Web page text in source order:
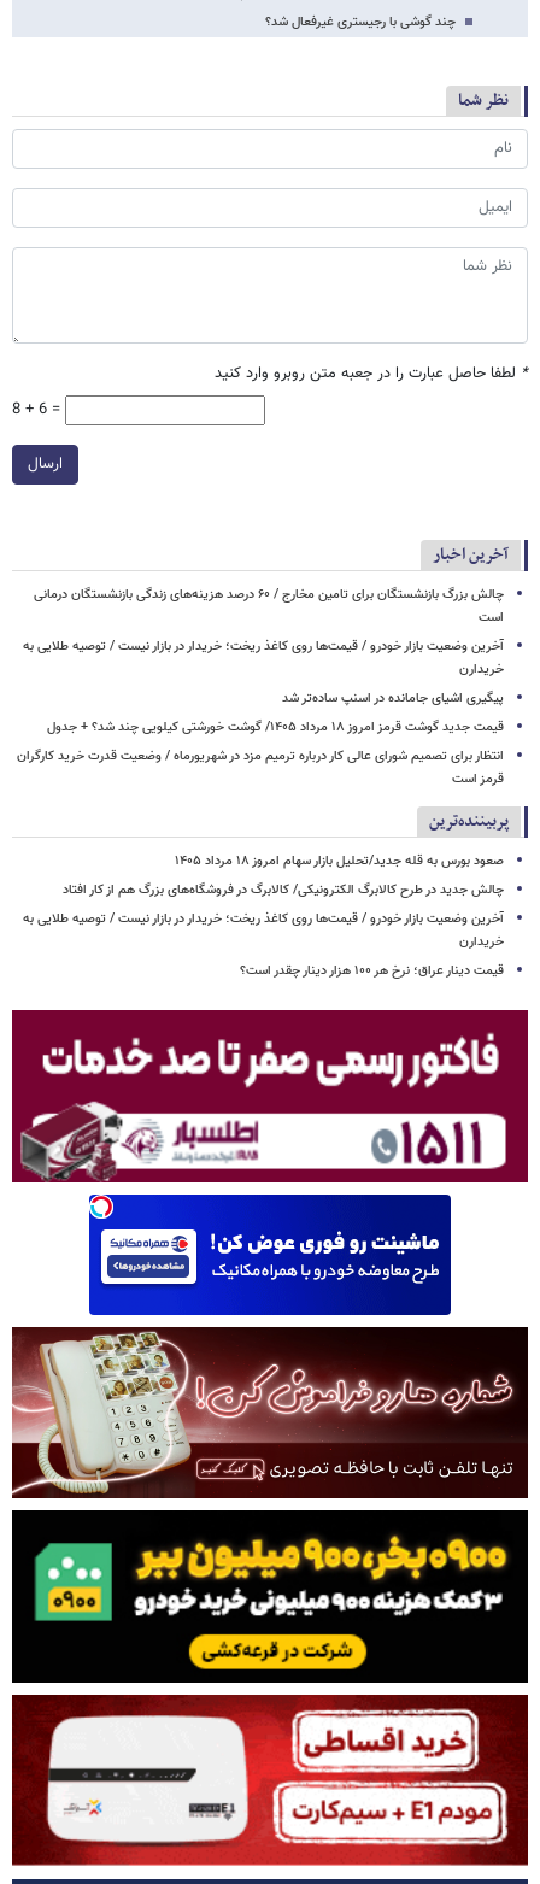
چند گوشی با رجیستری غیرفعال شد؟
نظر شما
* لطفا حاصل عبارت را در جعبه متن روبرو وارد کنید
8 + 6 =
ارسال
آخرین اخبار
چالش بزرگ بازنشستگان برای تامین مخارج / ۶۰ درصد هزینه‌های زندگی بازنشستگان درمانی
است
آخرین وضعیت بازار خودرو / قیمت‌ها روی کاغذ ریخت؛ خریدار در بازار نیست / توصیه طلایی به
خریدارن
پیگیری اشیای جامانده در اسنپ ساده‌تر شد
قیمت جدید گوشت قرمز امروز ۱۸ مرداد ۱۴۰۵/ گوشت خورشتی کیلویی چند شد؟ + جدول
انتظار برای تصمیم شورای‌ عالی کار درباره ترمیم مزد در شهریورماه / وضعیت قدرت خرید کارگران
قرمز است
پربیننده‌ترین
صعود بورس به قله جدید/تحلیل بازار سهام امروز ۱۸ مرداد ۱۴۰۵
چالش جدید در طرح کالابرگ الکترونیکی/ کالابرگ در فروشگاه‌های بزرگ هم از کار افتاد
آخرین وضعیت بازار خودرو / قیمت‌ها روی کاغذ ریخت؛ خریدار در بازار نیست / توصیه طلایی به
خریدارن
قیمت دینار عراق؛ نرخ هر ۱۰۰ هزار دینار چقدر است؟